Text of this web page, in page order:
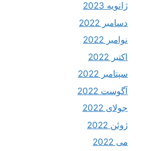
ژانویه 2023
دسامبر 2022
نوامبر 2022
اکتبر 2022
سپتامبر 2022
آگوست 2022
جولای 2022
ژوئن 2022
می 2022